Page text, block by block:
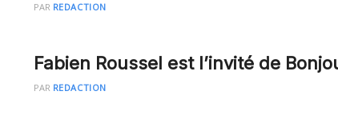
PAR REDACTION
Fabien Roussel est l’invité de
PAR REDACTION